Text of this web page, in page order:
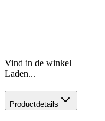
Vind in de winkel
Laden...
Productdetails